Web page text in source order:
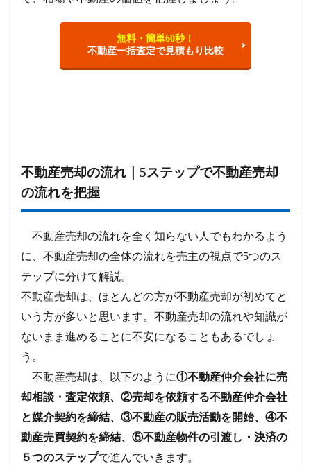
無料・簡単60秒！
不動産一括査定で見積もり比較
不動産売却の流れ｜5ステップで不動産売却
の流れを把握
不動産売却の流れを全く知らない人でもわかるよう
に、不動産売却の全体の流れを売主の視点で5つのス
テップに分けて解説。
不動産売却は、ほとんどの方が不動産売却が初めてと
いう方が多いと思います。不動産売却の流れや知識が
ないまま進めることに不安になることもあるでしょ
う。
不動産売却は、以下のように①不動産仲介会社に売
却相談・査定依頼、②売却を依頼する不動産仲介会社
と媒介契約を締結、③不動産の販売活動を開始、④不
動産売買契約を締結、⑤不動産物件の引渡し・決済の
５つのステップで進んでいきます。